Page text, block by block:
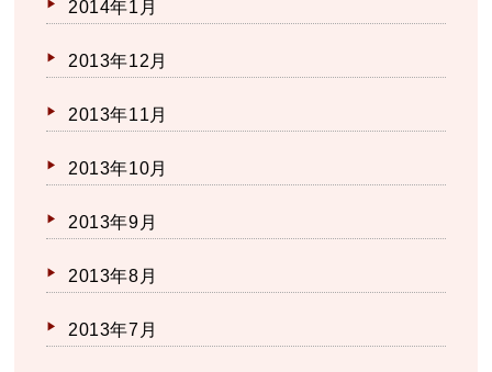
2014年1月
2013年12月
2013年11月
2013年10月
2013年9月
2013年8月
2013年7月